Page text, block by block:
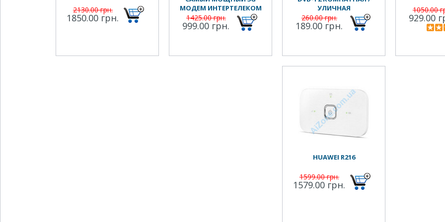
2130.00 грн.
1850.00 грн.
МОДЕМ ИНТЕРТЕЛЕКОМ
И ДРУГИХ ОПЕРАТОРОВ
1425.00 грн.
999.00 грн.
УЛИЧНАЯ
260.00 грн.
189.00 грн.
1050.00
929.00
HUAWEI R216
1599.00 грн.
1579.00 грн.